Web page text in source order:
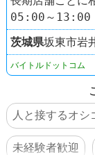
05:00～13:00
茨城県坂東市岩
バイトルドットコム
人と接するオシ
未経験者歓迎